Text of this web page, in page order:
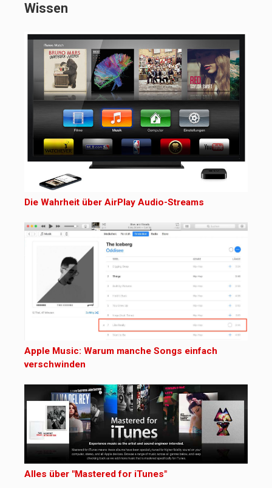
Wissen
Die Wahrheit über AirPlay Audio-Streams
Apple Music: Warum manche Songs einfach
verschwinden
Alles über "Mastered for iTunes"